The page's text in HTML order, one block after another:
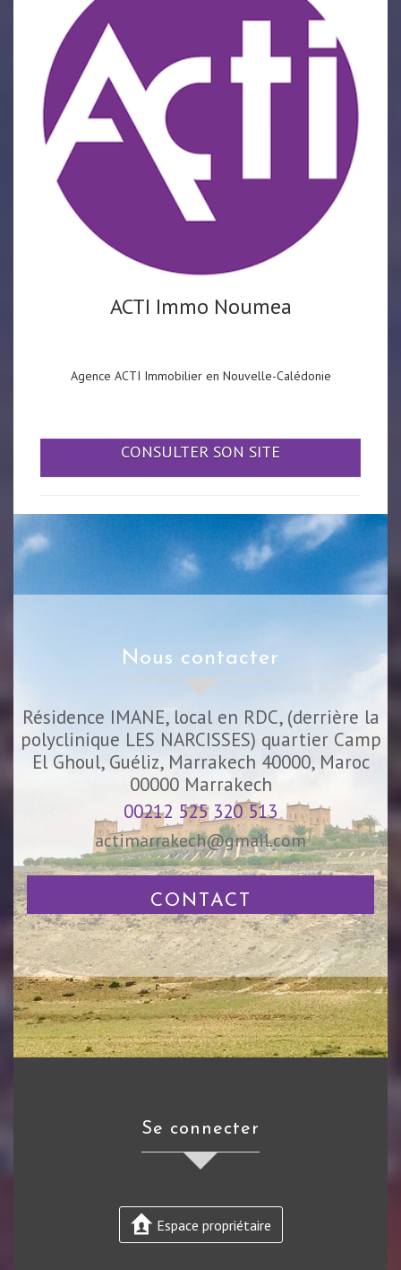
ACTI Immo Noumea
Agence ACTI Immobilier en Nouvelle-Calédonie
CONSULTER SON SITE
nous contacter
Résidence IMANE, local en RDC, (derrière la
polyclinique LES NARCISSES) quartier Camp
El Ghoul, Guéliz, Marrakech 40000, Maroc
00000 Marrakech
00212 525 320 513
actimarrakech@gmail.com
CONTACT
se connecter
Espace propriétaire